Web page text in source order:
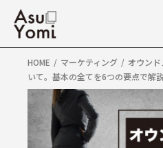
HOME マーケティング
オウン
いて。基本の全てを6つの要点で解